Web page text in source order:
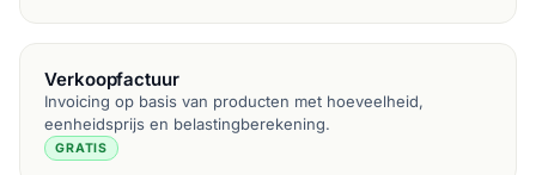
Verkoopfactuur
Invoicing op basis van producten met hoeveelheid,
eenheidsprijs en belastingberekening.
GRATIS